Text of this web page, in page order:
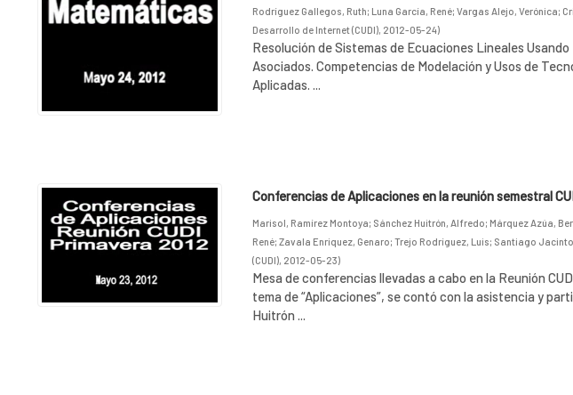
Rodríguez Gallegos, Ruth; Luna García, René; Vargas Alejo, Verónica;
Desarrollo de Internet (CUDI), 2012-05-24)
Resolución de Sistemas de Ecuaciones Lineales
Asociados. Competencias de Modelación y Usos de
Aplicadas. ...
Conferencias de Aplicaciones en la reunión semestral
Marisol, Ramírez Montoya; Sánchez Huitrón, Alfredo; Márquez Azúa,
René; Zavala Enriquez, Genaro; Trejo Rodríguez, Luis; Santiago
(CUDI), 2012-05-23)
Mesa de conferencias llevadas a cabo en la Reunión
tema de “Aplicaciones”, se contó con la asistencia y
Huitrón ...